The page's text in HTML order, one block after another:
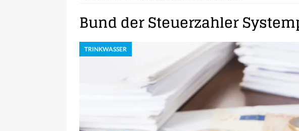
Bund der Steuerzahler
TRINKWASSER